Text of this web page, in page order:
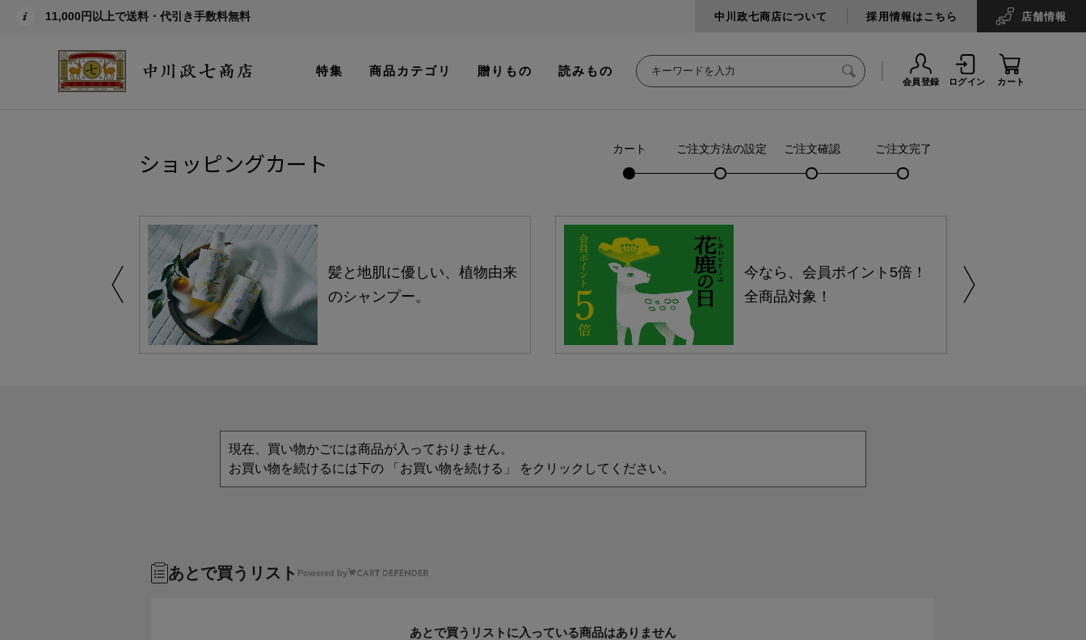
11,000円以上で送料・代引き手数料無料 中川政七商店について 採用情報はこちら 店舗情報
特集 商品カテゴリ 贈りもの 読みもの
会員登録 ログイン カート
ショッピングカート カート ご注文方法の設定 ご注文確認 ご注文完了
髪と地肌に優しい、植物由来
のシャンプー。
今なら、会員ポイント5倍！
全商品対象！
現在、買い物かごには商品が入っておりません。
お買い物を続けるには下の 「お買い物を続ける」 をクリックしてください。
あとで買うリスト Powered by
あとで買うリストに入っている商品はありません